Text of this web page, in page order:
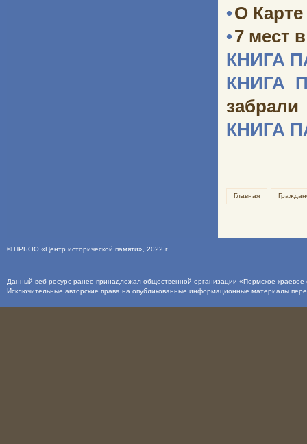
•О
•7 мест
КНИГА
КНИГА
забрали
КНИГА
Главная
©ПРБОО «Центр исторической памяти» , 2022 г.
Данный веб-ресурс ранее принадлежал общественной организации «Пермское
Исключительные авторские права на опубликованные информационные материалы